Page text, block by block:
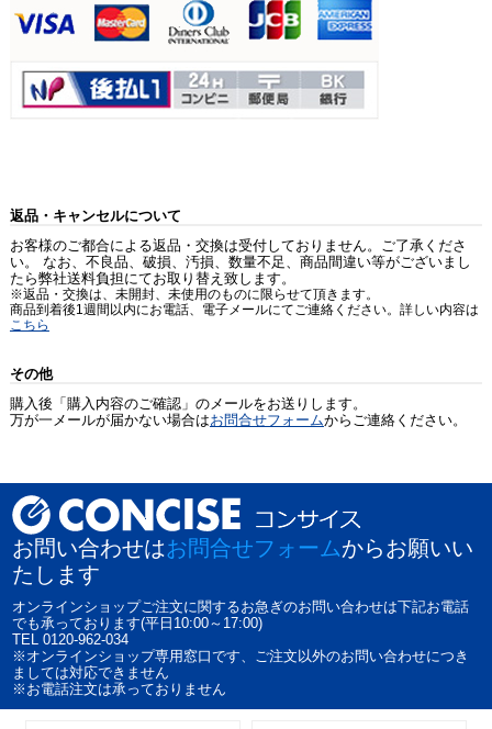
返品・キャンセルについて
お客様のご都合による返品・交換は受付しておりません。ご了承くださ
い。 なお、不良品、破損、汚損、数量不足、商品間違い等がございまし
たら弊社送料負担にてお取り替え致します。
※返品・交換は、未開封、未使用のものに限らせて頂きます。
商品到着後1週間以内にお電話、電子メールにてご連絡ください。詳しい内容は
こちら
その他
購入後「購入内容のご確認」のメールをお送りします。
万が一メールが届かない場合はお問合せフォームからご連絡ください。
お問い合わせはお問合せフォームからお願いい
たします
オンラインショップご注文に関するお急ぎのお問い合わせは下記お電話
でも承っております(平日10:00～17:00)
TEL 0120-962-034
※オンラインショップ専用窓口です、ご注文以外のお問い合わせにつき
ましては対応できません
※お電話注文は承っておりません